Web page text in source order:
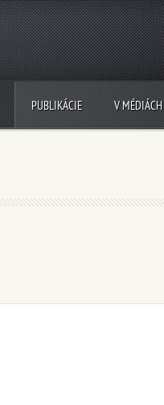
PUBLIKÁCIE V MÉDIÁCH